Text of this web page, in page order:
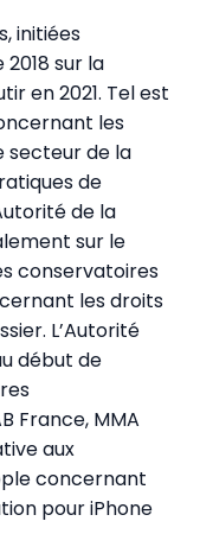
initiées
sur la
en 2021. Tel est
les
secteur de la
de
de la
sur le
conservatoires
les droits
L’Autorité
début de
France, MMA
aux
concernant
pour iPhone